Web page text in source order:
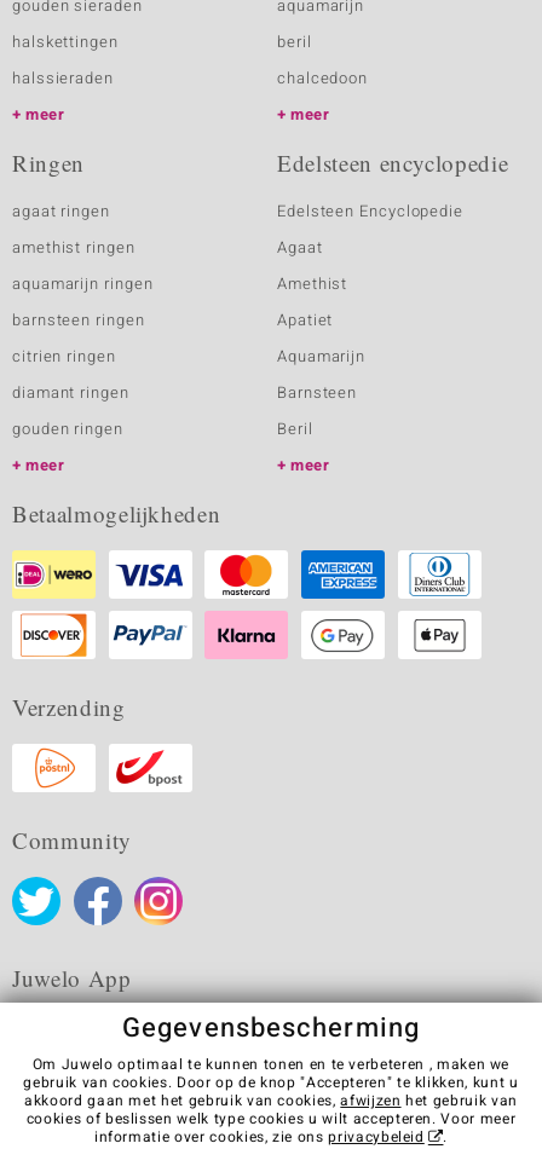
gouden sieraden
halskettingen
halssieraden
meer
aquamarijn
beril
chalcedoon
meer
Ringen
agaat ringen
amethist ringen
aquamarijn ringen
barnsteen ringen
citrien ringen
diamant ringen
gouden ringen
meer
Edelsteen encyclopedie
Edelsteen Encyclopedie
Agaat
Amethist
Apatiet
Aquamarijn
Barnsteen
Beril
meer
Betaalmogelijkheden
Verzending
Community
Juwelo App
Algemene verkoopvoorwaarden Privacybeleid
Cookies
Colofon
Contact Contract herroepen
Gegevensbescherming
Om Juwelo optimaal te kunnen tonen en te verbeteren , maken we
gebruik van cookies. Door op de knop "Accepteren" te klikken, kunt u
akkoord gaan met het gebruik van cookies,afwijzen het gebruik van
cookies of beslissen welk type cookies u wilt accepteren. Voor meer
informatie over cookies, zie onsprivacybeleid .